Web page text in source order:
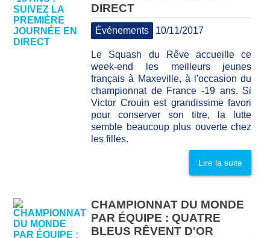
DIRECT
Événements 10/11/2017
Le Squash du Rêve accueille ce
week-end les meilleurs jeunes
français à Maxeville, à l'occasion du
championnat de France -19 ans. Si
Victor Crouin est grandissime favori
pour conserver son titre, la lutte
semble beaucoup plus ouverte chez
les filles.
Lire la suite
CHAMPIONNAT DU MONDE
PAR ÉQUIPE : QUATRE
BLEUS RÊVENT D'OR